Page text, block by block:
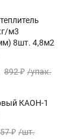
м3
8шт. 4,8м2
892₽ /упак.
КАОН-1
₽ /шт.